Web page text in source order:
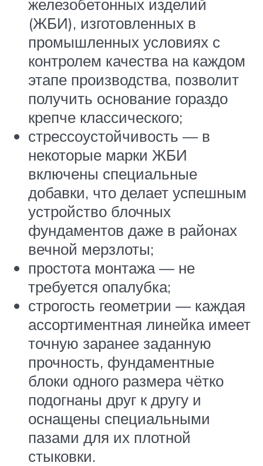
железобетонных изделий
(ЖБИ), изготовленных в
промышленных условиях с
контролем качества на каждом
этапе производства, позволит
получить основание гораздо
крепче классического;
стрессоустойчивость — в
некоторые марки ЖБИ
включены специальные
добавки, что делает успешным
устройство блочных
фундаментов даже в районах
вечной мерзлоты;
простота монтажа — не
требуется опалубка;
строгость геометрии — каждая
ассортиментная линейка имеет
точную заранее заданную
прочность, фундаментные
блоки одного размера чётко
подогнаны друг к другу и
оснащены специальными
пазами для их плотной
стыковки.